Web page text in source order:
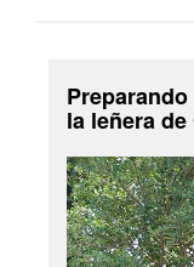
la leñera de